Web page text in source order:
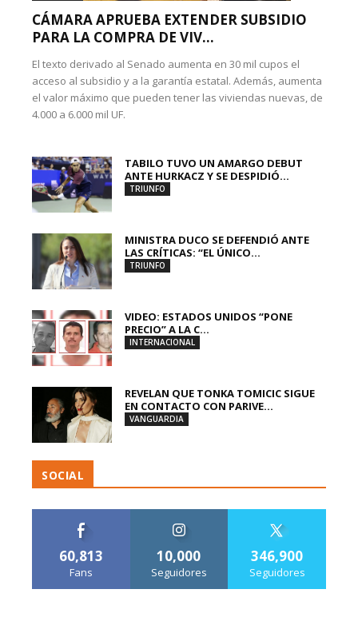
CÁMARA APRUEBA EXTENDER SUBSIDIO
PARA LA COMPRA DE VIV...
El texto derivado al Senado aumenta en 30 mil cupos el
acceso al subsidio y a la garantía estatal. Además, aumenta
el valor máximo que pueden tener las viviendas nuevas, de
4.000 a 6.000 mil UF.
TABILO TUVO UN AMARGO DEBUT
ANTE HURKACZ Y SE DESPIDIÓ...
TRIUNFO
MINISTRA DUCO SE DEFENDIÓ ANTE
LAS CRÍTICAS: “EL ÚNICO...
TRIUNFO
VIDEO: ESTADOS UNIDOS “PONE
PRECIO” A LA C...
INTERNACIONAL
REVELAN QUE TONKA TOMICIC SIGUE
EN CONTACTO CON PARIVE...
VANGUARDIA
SOCIAL
60,813
Fans
10,000
Seguidores
346,900
Seguidores